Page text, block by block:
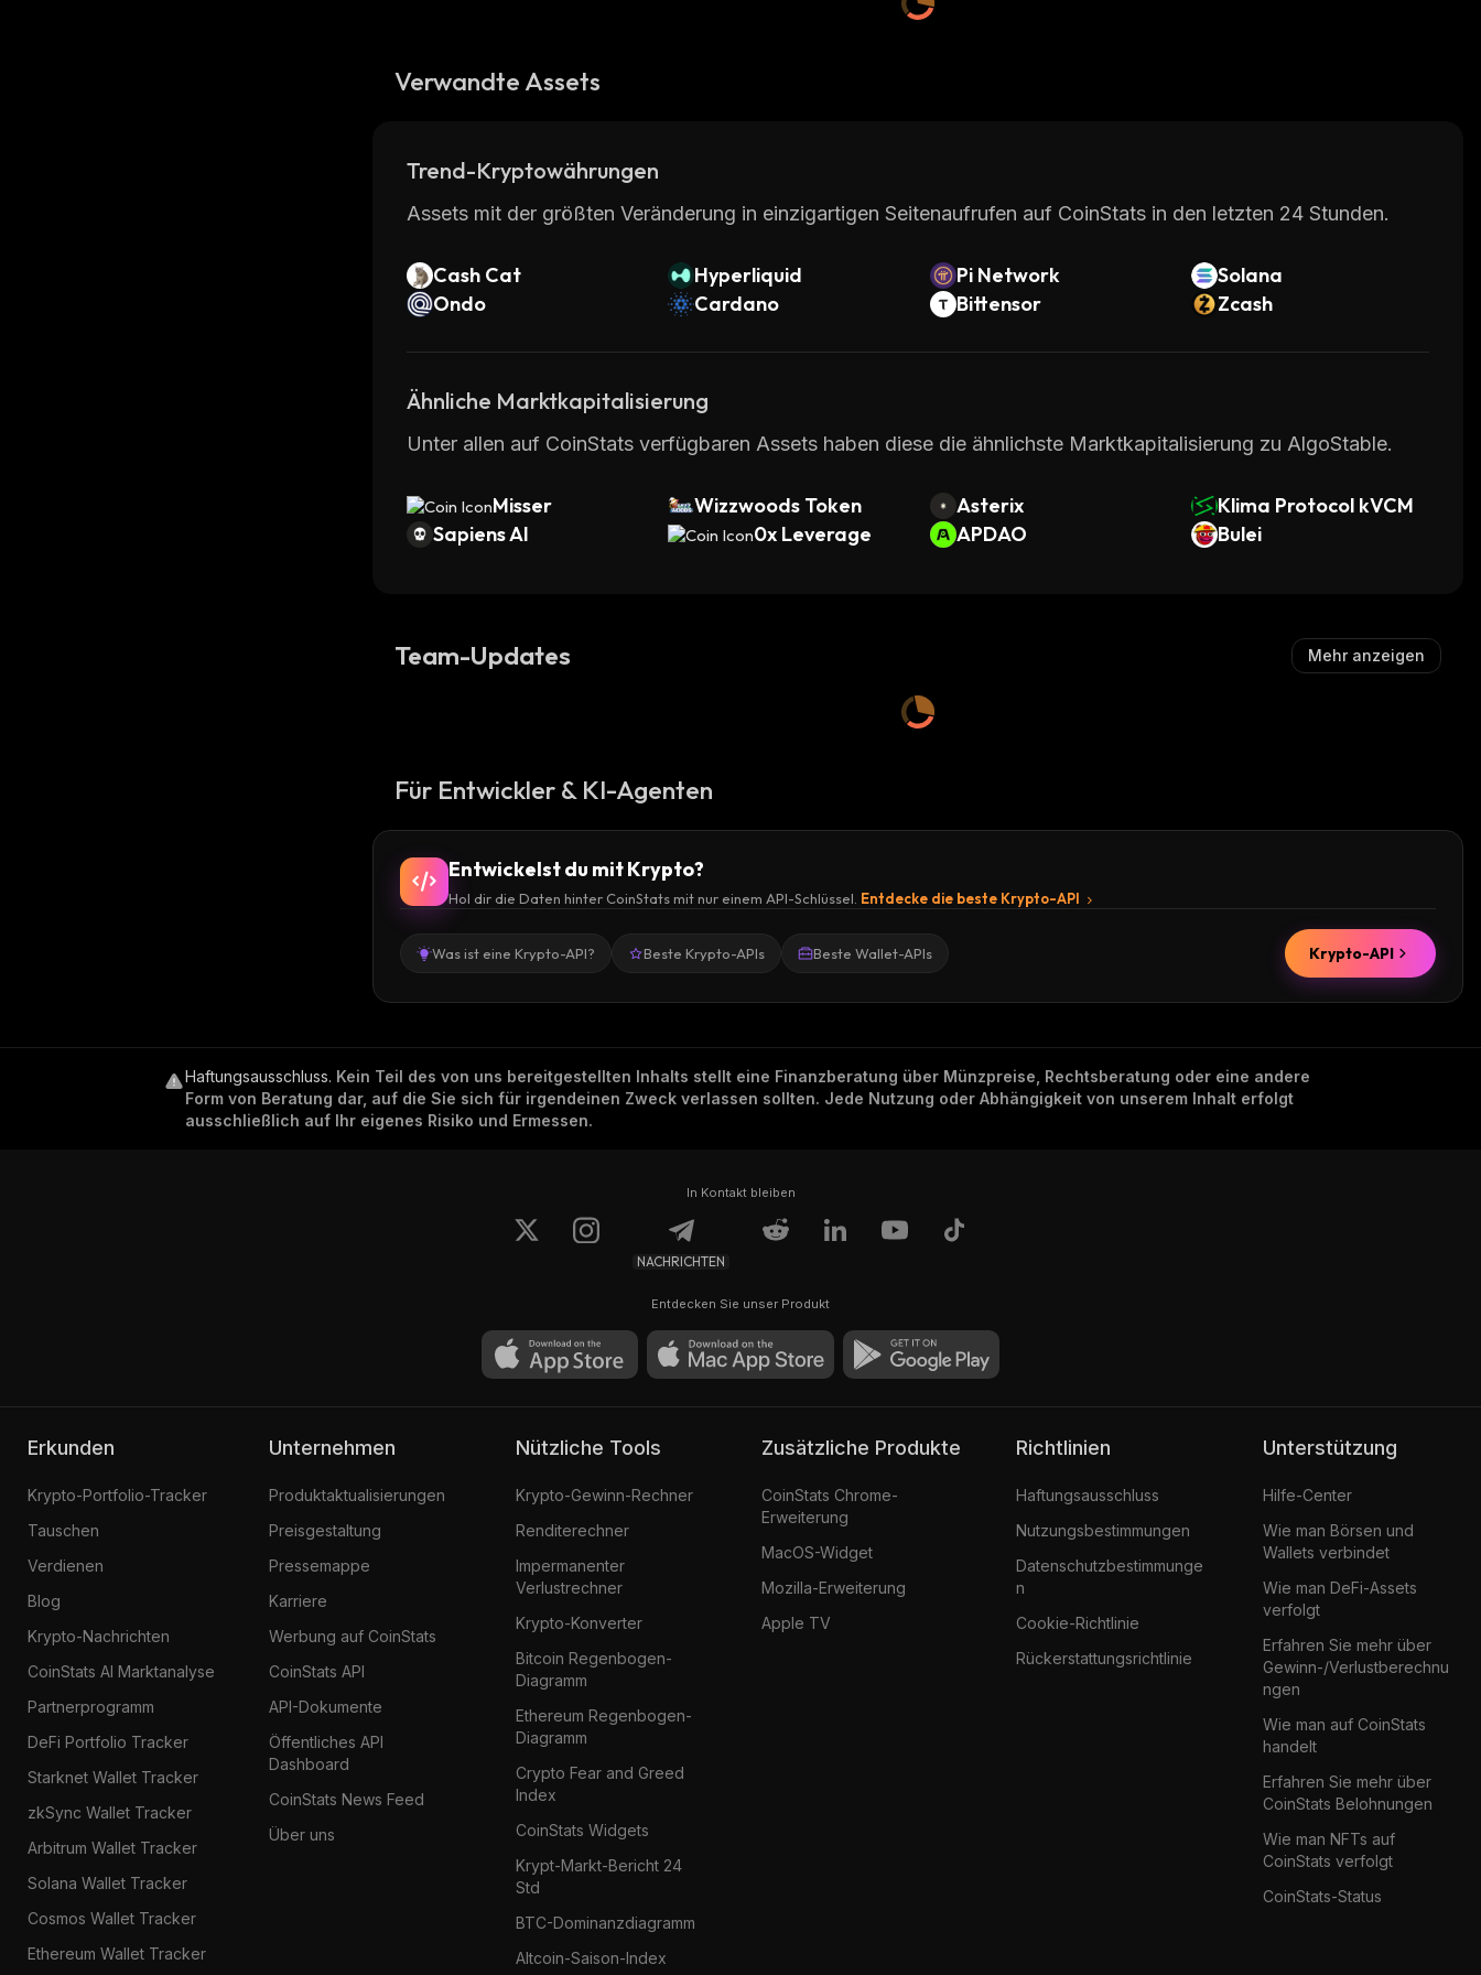
Verwandte Assets
Trend-Kryptowährungen
Assets mit der größten Veränderung in einzigartigen Seitenaufrufen auf CoinStats in den letzten 24 Stunden.
Cash Cat Hyperliquid Pi Network
Solana
Ondo
Cardano Bittensor Zcash
Ähnliche Marktkapitalisierung
Unter allen auf CoinStats verfügbaren Assets haben diese die ähnlichste Marktkapitalisierung zu AlgoStable.
Misser Wizzwoods Token Asterix
Klima Protocol kVCM
Sapiens AI
0x Leverage APDAO Bulei
Team-Updates Mehr anzeigen
Für Entwickler & KI-Agenten
Entwickelst du mit Krypto?
Hol dir die Daten hinter CoinStats mit nur einem API-Schlüssel. Entdecke die beste Krypto-API
Was ist eine Krypto-API? Beste Krypto-APIs Beste Wallet-APIs Krypto-API
Haftungsausschluss. Kein Teil des von uns bereitgestellten Inhalts stellt eine Finanzberatung über Münzpreise, Rechtsberatung oder eine andere
Form von Beratung dar, auf die Sie sich für irgendeinen Zweck verlassen sollten. Jede Nutzung oder Abhängigkeit von unserem Inhalt erfolgt
ausschließlich auf Ihr eigenes Risiko und Ermessen.
In Kontakt bleiben
NACHRICHTEN
Entdecken Sie unser Produkt
Erkunden
Krypto-Portfolio-Tracker
Tauschen
Verdienen
Blog
Krypto-Nachrichten
CoinStats AI Marktanalyse
Partnerprogramm
DeFi Portfolio Tracker
Starknet Wallet Tracker
zkSync Wallet Tracker
Arbitrum Wallet Tracker
Solana Wallet Tracker
Cosmos Wallet Tracker
Ethereum Wallet Tracker
Unternehmen
Produktaktualisierungen
Preisgestaltung
Pressemappe
Karriere
Werbung auf CoinStats
CoinStats API
API-Dokumente
Öffentliches API
Dashboard
CoinStats News Feed
Über uns
Nützliche Tools
Krypto-Gewinn-Rechner
Renditerechner
Impermanenter
Verlustrechner
Krypto-Konverter
Bitcoin Regenbogen-
Diagramm
Ethereum Regenbogen-
Diagramm
Crypto Fear and Greed
Index
CoinStats Widgets
Krypt-Markt-Bericht 24
Std
BTC-Dominanzdiagramm
Altcoin-Saison-Index
Zusätzliche Produkte
CoinStats Chrome-
Erweiterung
MacOS-Widget
Mozilla-Erweiterung
Apple TV
Richtlinien
Haftungsausschluss
Nutzungsbestimmungen
Datenschutzbestimmunge
n
Cookie-Richtlinie
Rückerstattungsrichtlinie
Unterstützung
Hilfe-Center
Wie man Börsen und
Wallets verbindet
Wie man DeFi-Assets
verfolgt
Erfahren Sie mehr über
Gewinn-/Verlustberechnu
ngen
Wie man auf CoinStats
handelt
Erfahren Sie mehr über
CoinStats Belohnungen
Wie man NFTs auf
CoinStats verfolgt
CoinStats-Status